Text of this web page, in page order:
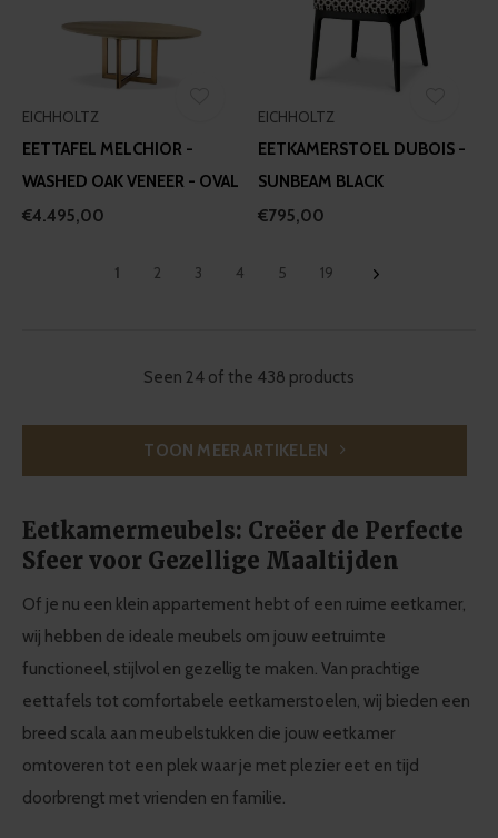
EICHHOLTZ
EETTAFEL MELCHIOR -
WASHED OAK VENEER - OVAL
€4.495,00
EICHHOLTZ
EETKAMERSTOEL DUBOIS -
SUNBEAM BLACK
€795,00
1 2 3 4 5 19
Seen 24 of the 438 products
TOON MEER ARTIKELEN
Eetkamermeubels: Creëer de Perfecte
Sfeer voor Gezellige Maaltijden
Of je nu een klein appartement hebt of een ruime eetkamer,
wij hebben de ideale meubels om jouw eetruimte
functioneel, stijlvol en gezellig te maken. Van prachtige
eettafels tot comfortabele eetkamerstoelen, wij bieden een
breed scala aan meubelstukken die jouw eetkamer
omtoveren tot een plek waar je met plezier eet en tijd
doorbrengt met vrienden en familie.